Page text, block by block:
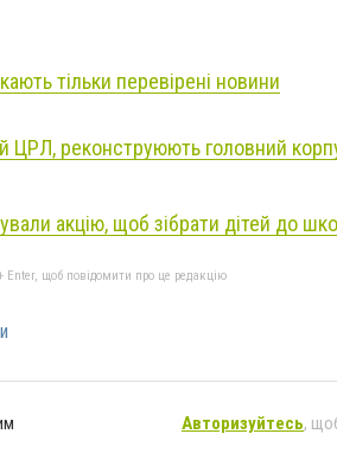
тільки перевірені новини
ЦРЛ, реконструюють головний
акцію, щоб зібрати дітей до
Enter, щоб повідомити про це редакцію
Авторизуйтесь,